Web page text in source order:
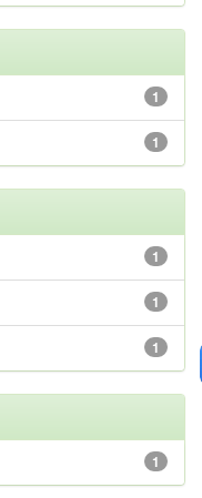
1
1
1
1
1
1